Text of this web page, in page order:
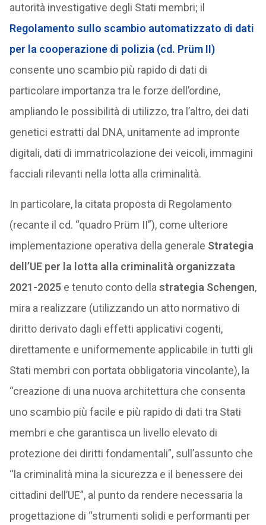
autorità investigative degli Stati membri; il
Regolamento sullo scambio automatizzato di dati
per la cooperazione di polizia (cd. Prüm II)
consente uno scambio più rapido di dati di
particolare importanza tra le forze dell’ordine,
ampliando le possibilità di utilizzo, tra l’altro, dei dati
genetici estratti dal DNA, unitamente ad impronte
digitali, dati di immatricolazione dei veicoli, immagini
facciali rilevanti nella lotta alla criminalità.
In particolare, la citata proposta di Regolamento
(recante il cd. “quadro Prüm II”), come ulteriore
implementazione operativa della generale Strategia
dell’UE per la lotta alla criminalità organizzata
2021-2025 e tenuto conto della strategia Schengen,
mira a realizzare (utilizzando un atto normativo di
diritto derivato dagli effetti applicativi cogenti,
direttamente e uniformemente applicabile in tutti gli
Stati membri con portata obbligatoria vincolante), la
“creazione di una nuova architettura che consenta
uno scambio più facile e più rapido di dati tra Stati
membri e che garantisca un livello elevato di
protezione dei diritti fondamentali”, sull’assunto che
“la criminalità mina la sicurezza e il benessere dei
cittadini dell’UE”, al punto da rendere necessaria la
progettazione di “strumenti solidi e performanti per